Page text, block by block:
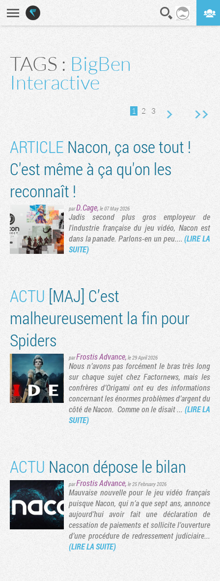
TAGS : BigBen
Interactive
1 2 3
page
ARTICLE Nacon, ça ose tout !
C'est même à ça qu'on les
reconnaît !
parD.Cage, le 07 May 2026
Jadis second plus gros employeur de
l'industrie française du jeu vidéo, Nacon est
dans la panade. Parlons-en un peu....(LIRE LA
SUITE)
ACTU [MAJ] C’est
malheureusement la fin pour
Spiders
parFrostis Advance, le 29 April 2026
Nous n’avons pas forcément le bras très long
sur chaque sujet chez Factornews, mais les
confrères d’Origami ont eu des informations
concernant les énormes problèmes d’argent du
côté de Nacon. Comme on le disait ... (LIRE LA
SUITE)
ACTU Nacon dépose le bilan
parFrostis Advance, le 25 February 2026
Mauvaise nouvelle pour le jeu vidéo français
puisque Nacon, qui n’a que sept ans, annonce
aujourd’hui avoir fait une déclaration de
cessation de paiements et sollicite l’ouverture
d’une procédure de redressement judiciaire...
(LIRE LA SUITE)
Tribune